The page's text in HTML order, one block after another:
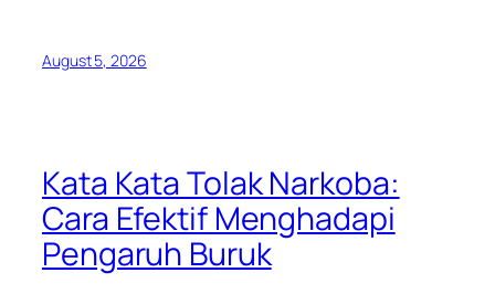
August 5, 2026
Kata Kata Tolak Narkoba:
Cara Efektif Menghadapi
Pengaruh Buruk